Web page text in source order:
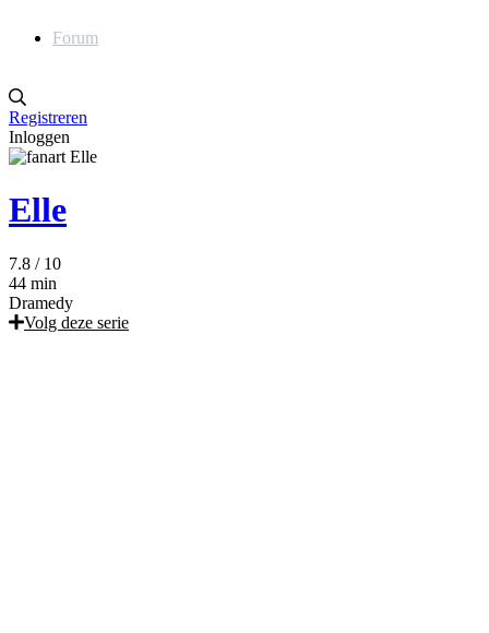
Forum
Registreren
Inloggen
Elle
7.8 / 10
44 min
Dramedy
Volg deze serie